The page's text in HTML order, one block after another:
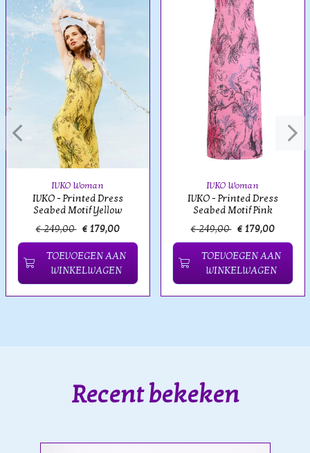
IVKO Woman
IVKO - Printed Dress
Seabed Motif Yellow
€ 249,00 € 179,00
TOEVOEGEN AAN
WINKELWAGEN
IVKO Woman
IVKO - Printed Dress
Seabed Motif Pink
€ 249,00 € 179,00
TOEVOEGEN AAN
WINKELWAGEN
Recent bekeken